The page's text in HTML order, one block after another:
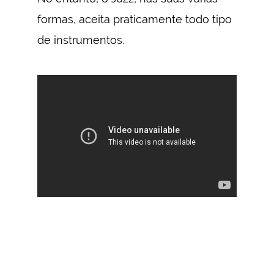
formas, aceita praticamente todo tipo
de instrumentos.